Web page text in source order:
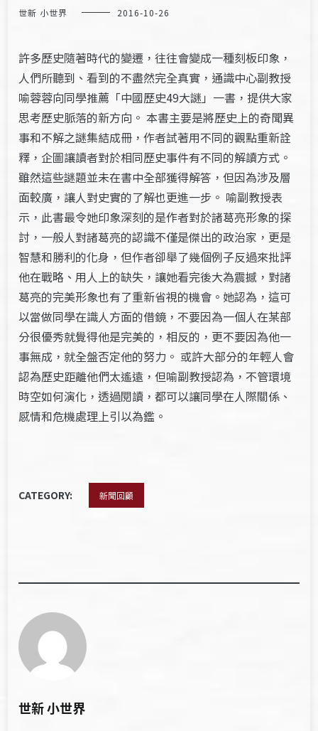
世新 小世界 2016-10-26
許多歷史隨著時代的變遷，往往會變成一種刻板印象，
人們所聽到、看到的不盡然完全真實，通識中心副教授
喻蓉蓉向同學推薦「中國歷史49大謎」一書，提供大家
思考歷史脈落的新方向。 本書主要是將歷史上的奇聞異
事和不解之謎集結成冊，作者試著用不同的觀點重新詮
釋，企圖讓讀者對於相同歷史事件有不同的解讀方式。
雖然這些謎題並未在書中全部獲得解答，但因為涉及層
面較廣，讓人對史實的了解也更進一步。 喻副教授表
示，此書最令她印象深刻的是作者對於諸葛亮形象的探
討，一般人對諸葛亮的認識不僅是傑出的政治家，更是
智慧和勝利的化身，但作者卻舉了幾個例子反過來批評
他在戰略、用人上的缺失，讓她看完後大為震撼，對諸
葛亮的完美形象也有了重新省視的機會。她認為，這可
以當做同學在識人方面的借鏡，不要因為一個人在某部
分很優秀就覺得他是完美的，相反的，更不要因為他一
事無成，就全盤否定他的努力。 或許大部分的年輕人會
認為歷史距離他們太遙遠，但喻副教授認為，不管環境
時空如何演化，透過閱讀，都可以讓同學在人際關係、
感情和危機處理上引以為鑑。
CATEGORY: 新聞回顧
世新 小世界